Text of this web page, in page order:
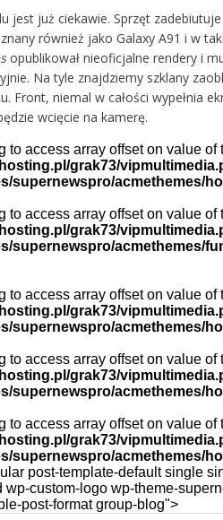
jest już ciekawie. Sprzęt
również jako Galaxy A91 i w
opublikował nieoficjalne rendery i
Na tyle znajdziemy szklany
Front, niemal w całości wypełnia
wcięcie na kamerę.